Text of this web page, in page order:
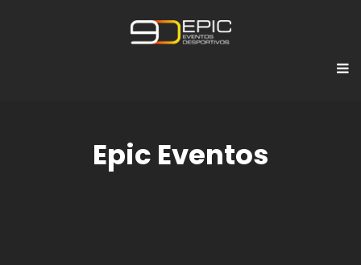
Epic Eventos